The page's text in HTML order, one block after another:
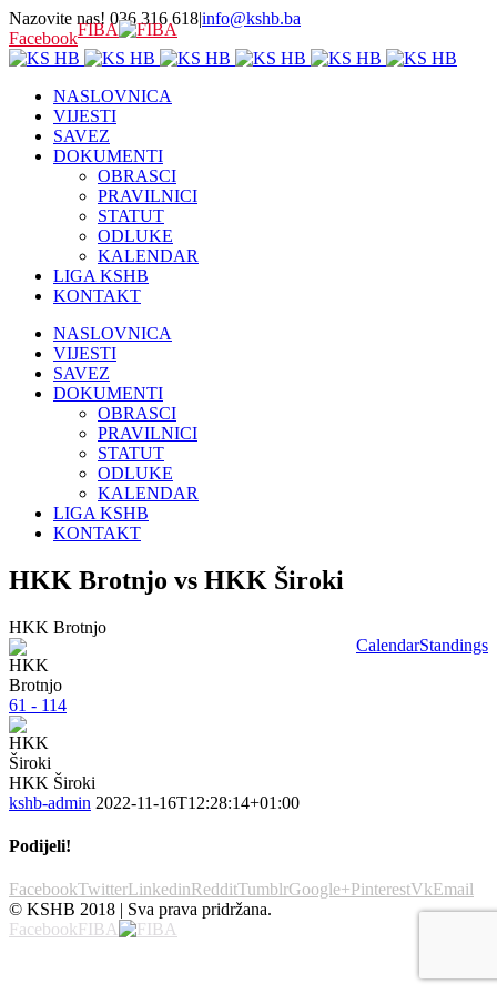
Nazovite nas! 036 316 618|info@kshb.ba
FacebookFIBA
NASLOVNICA
VIJESTI
SAVEZ
DOKUMENTI
OBRASCI
PRAVILNICI
STATUT
ODLUKE
KALENDAR
LIGA KSHB
KONTAKT
NASLOVNICA
VIJESTI
SAVEZ
DOKUMENTI
OBRASCI
PRAVILNICI
STATUT
ODLUKE
KALENDAR
LIGA KSHB
KONTAKT
HKK Brotnjo vs HKK Široki
CalendarStandings
HKK Brotnjo
61 - 114
HKK Široki
kshb-admin 2022-11-16T12:28:14+01:00
Podijeli!
FacebookTwitterLinkedinRedditTumblrGoogle+PinterestVkEmail
© KSHB 2018 | Sva prava pridržana.
FacebookFIBA